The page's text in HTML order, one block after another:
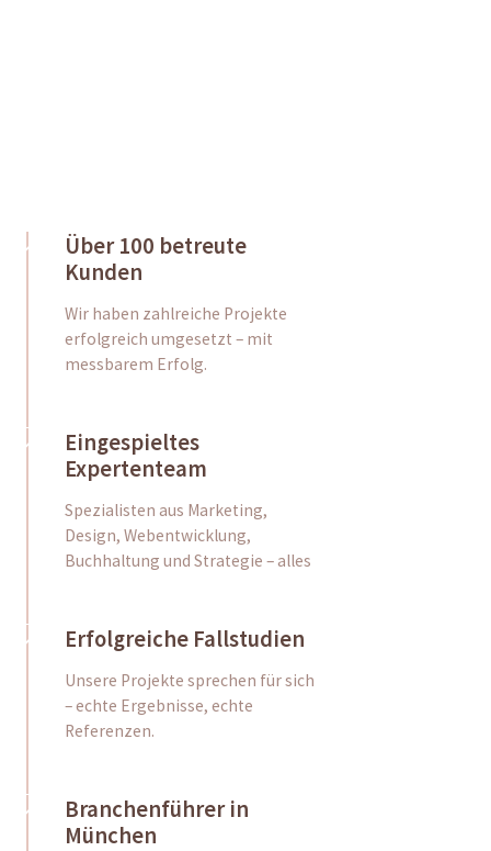
Über 100 betreute
Kunden
Wir haben zahlreiche Projekte
erfolgreich umgesetzt – mit
messbarem Erfolg.
Eingespieltes
Expertenteam
Spezialisten aus Marketing,
Design, Webentwicklung,
Buchhaltung und Strategie – alles
Erfolgreiche Fallstudien
Unsere Projekte sprechen für sich
– echte Ergebnisse, echte
Referenzen.
Branchenführer in
München